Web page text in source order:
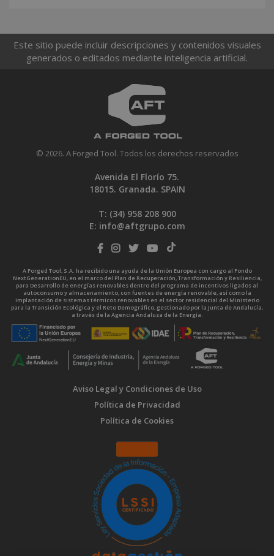
Este sitio puede incluir descripciones y contenidos visuales
generados o editados mediante inteligencia artificial.
© 2026. A Forged Tool. Todos los derechos reservados
Avenida El Florío 75.
18015. Granada. SPAIN
T: (34) 958 208 900
E: info@aftgrupo.com
A Forged Tool, S.A. ha recibido una ayuda de la Unión Europea con cargo al Fondo
NextGenerationEU, en el marco del Plan de Recuperación, Transformación y Resiliencia,
para Desarrollo de energías renovables dentro del programa de incentivos ligados al
autoconsumo y almacenamiento, con fuentes de energía renovable, así como la
implantación de sistemas térmicos renovables en el sector residencial del Ministerio
para la Transición Ecológica y el Reto Demográfico, gestionado por la Junta de Andalucía,
a través de la Agencia Andaluza de la Energía.
Aviso Legal y Condiciones de Uso
Política de Privacidad
Política de Cookies